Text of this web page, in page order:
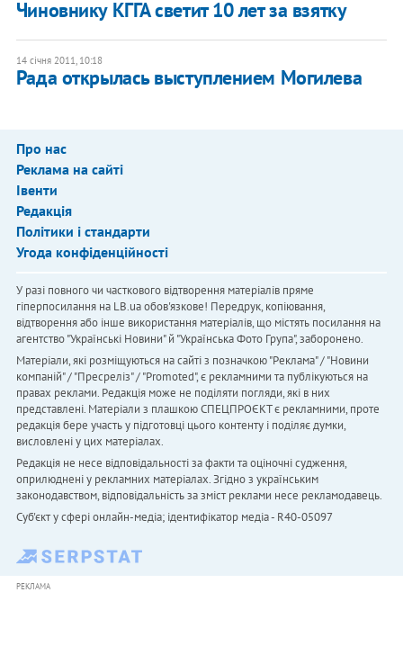
Чиновнику КГГА светит 10 лет за взятку
14 січня 2011, 10:18
Рада открылась выступлением Могилева
Про нас
Реклама на сайті
Івенти
Редакція
Політики і стандарти
Угода конфіденційності
У разі повного чи часткового відтворення матеріалів пряме
гіперпосилання на LB.ua обов'язкове! Передрук, копіювання,
відтворення або інше використання матеріалів, що містять посилання на
агентство "Українськi Новини" й "Українська Фото Група", заборонено.
Матеріали, які розміщуються на сайті з позначкою "Реклама" / "Новини
компаній" / "Пресреліз" / "Promoted", є рекламними та публікуються на
правах реклами. Редакція може не поділяти погляди, які в них
представлені. Матеріали з плашкою СПЕЦПРОЄКТ є рекламними, проте
редакція бере участь у підготовці цього контенту і поділяє думки,
висловлені у цих матеріалах.
Редакція не несе відповідальності за факти та оціночні судження,
оприлюднені у рекламних матеріалах. Згідно з українським
законодавством, відповідальність за зміст реклами несе рекламодавець.
Cуб'єкт у сфері онлайн-медіа; ідентифікатор медіа - R40-05097
РЕКЛАМА